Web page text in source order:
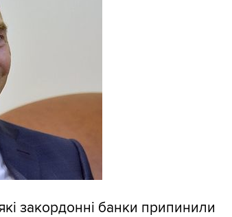
закордонні банки припинили